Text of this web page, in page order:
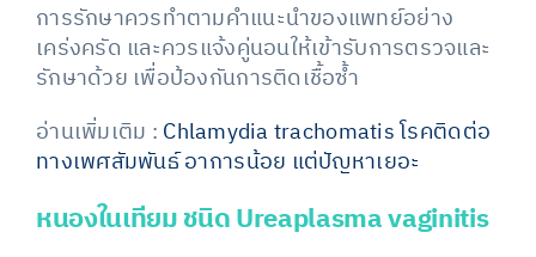
การรักษาควรทำตามคำแนะนำของแพทย์อย่าง
เคร่งครัด และควรแจ้งคู่นอนให้เข้ารับการตรวจและ
รักษาด้วย เพื่อป้องกันการติดเชื้อซ้ำ
อ่านเพิ่มเติม : Chlamydia trachomatis โรคติดต่อ
ทางเพศสัมพันธ์ อาการน้อย แต่ปัญหาเยอะ
หนองในเทียม ชนิด Ureaplasma vaginitis